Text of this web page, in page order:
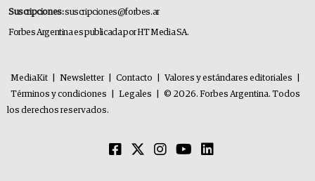
Suscripciones:suscripciones@forbes.ar
Forbes Argentina es publicada por HT Media SA.
MediaKit Newsletter Contacto Valores y estándares editoriales
Términos y condiciones
Legales
© 2026. Forbes Argentina. Todos
los derechos reservados.